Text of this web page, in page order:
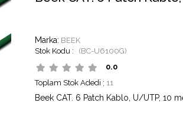
Marka: BEEK
(BC-U6100G)
0.0
Toplam Stok Adedi : 11
Beek CAT. 6 Patch Kablo, U/UTP, 10